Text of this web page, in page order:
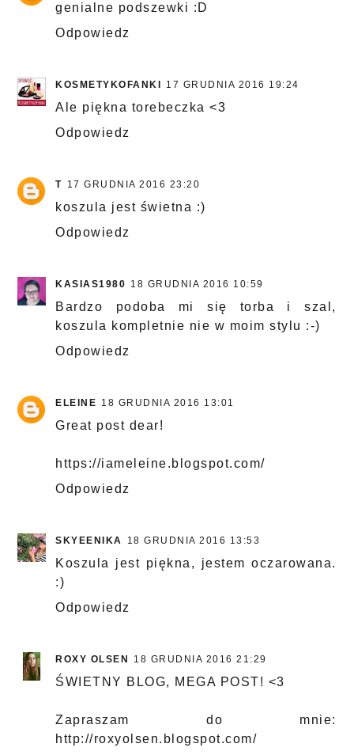
genialne podszewki :D
Odpowiedz
KOSMETYKOFANKI 17 GRUDNIA 2016 19:24
Ale piękna torebeczka <3
Odpowiedz
T 17 GRUDNIA 2016 23:20
koszula jest świetna :)
Odpowiedz
KASIAS1980 18 GRUDNIA 2016 10:59
Bardzo podoba mi się torba i szal,
koszula kompletnie nie w moim stylu :-)
Odpowiedz
ELEINE 18 GRUDNIA 2016 13:01
Great post dear!
https://iameleine.blogspot.com/
Odpowiedz
SKYEENIKA 18 GRUDNIA 2016 13:53
Koszula jest piękna, jestem oczarowana.
:)
Odpowiedz
ROXY OLSEN 18 GRUDNIA 2016 21:29
ŚWIETNY BLOG, MEGA POST! <3
Zapraszam do mnie:
http://roxyolsen.blogspot.com/